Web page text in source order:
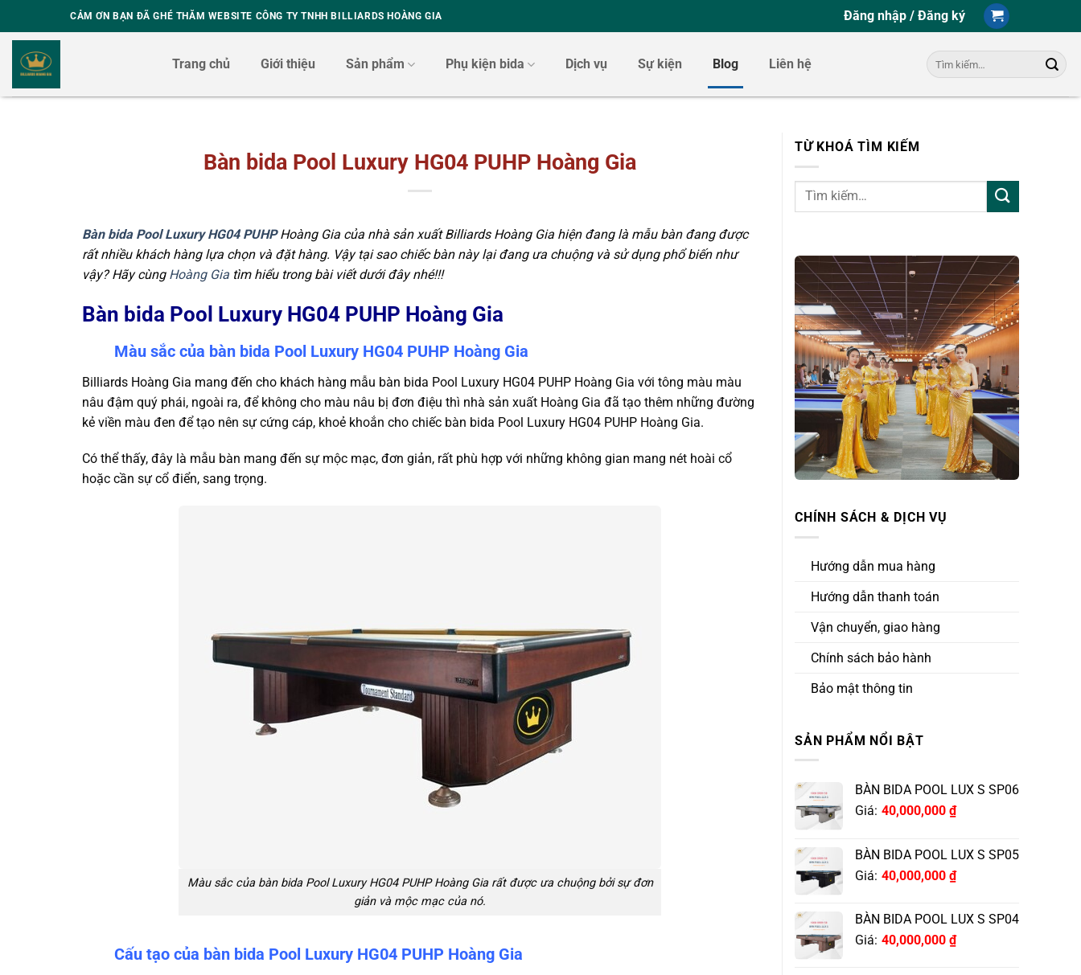
to
content
CẢM ƠN BẠN ĐÃ GHÉ THĂM WEBSITE CÔNG TY TNHH BILLIARDS HOÀNG GIA Đăng nhập / Đăng ký
Trang chủ Giới thiệu Sản phẩm Phụ kiện bida Dịch vụ Sự kiện Blog Liên hệ
Tìm
kiếm:
Bàn bida Pool Luxury HG04 PUHP Hoàng Gia
Bàn bida Pool Luxury HG04 PUHP Hoàng Gia của nhà sản xuất Billiards Hoàng Gia hiện đang là mẫu bàn đang được
rất nhiều khách hàng lựa chọn và đặt hàng. Vậy tại sao chiếc bàn này lại đang ưa chuộng và sử dụng phổ biến như
vậy? Hãy cùng Hoàng Gia tìm hiểu trong bài viết dưới đây nhé!!!
Bàn bida Pool Luxury HG04 PUHP Hoàng Gia
Màu sắc của bàn bida Pool Luxury HG04 PUHP Hoàng Gia
Billiards Hoàng Gia mang đến cho khách hàng mẫu bàn bida Pool Luxury HG04 PUHP Hoàng Gia với tông màu màu
nâu đậm quý phái, ngoài ra, để không cho màu nâu bị đơn điệu thì nhà sản xuất Hoàng Gia đã tạo thêm những đường
kẻ viền màu đen để tạo nên sự cứng cáp, khoẻ khoắn cho chiếc bàn bida Pool Luxury HG04 PUHP Hoàng Gia.
Có thể thấy, đây là mẫu bàn mang đến sự mộc mạc, đơn giản, rất phù hợp với những không gian mang nét hoài cổ
hoặc cần sự cổ điển, sang trọng.
Màu sắc của bàn bida Pool Luxury HG04 PUHP Hoàng Gia rất được ưa chuộng bởi sự đơn
giản và mộc mạc của nó.
Cấu tạo của bàn bida Pool Luxury HG04 PUHP Hoàng Gia
TỪ KHOÁ TÌM KIẾM
CHÍNH SÁCH & DỊCH VỤ
Hướng dẫn mua hàng
Hướng dẫn thanh toán
Vận chuyển, giao hàng
Chính sách bảo hành
Bảo mật thông tin
SẢN PHẨM NỔI BẬT
BÀN BIDA POOL LUX S SP06
Giá: 40,000,000 ₫
BÀN BIDA POOL LUX S SP05
Giá: 40,000,000 ₫
BÀN BIDA POOL LUX S SP04
Giá: 40,000,000 ₫